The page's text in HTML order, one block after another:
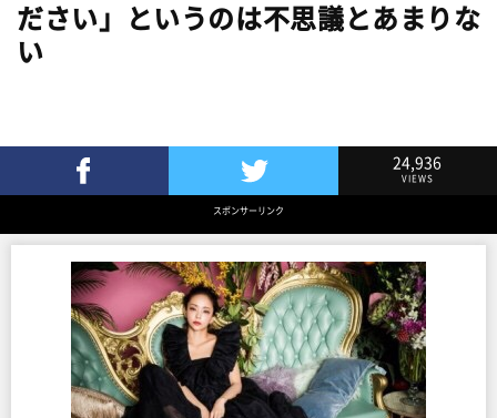
ださい」というのは不思議とあまりな
い
Twitterでツイート
24,936
VIEWS
スポンサーリンク